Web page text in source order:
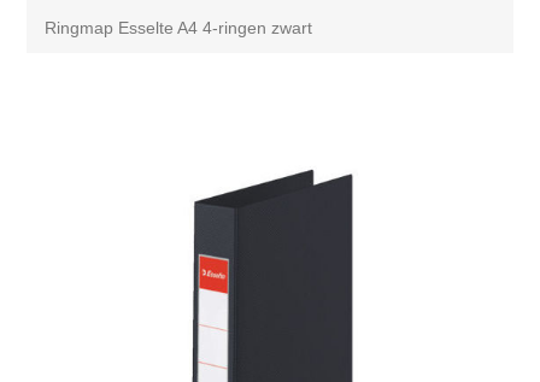
Ringmap Esselte A4 4-ringen zwart